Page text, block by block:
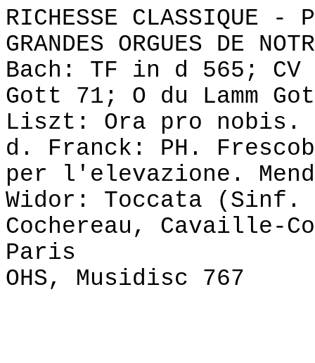
RICHESSE CLASSIQUE -
GRANDES ORGUES DE
Bach: TF in d 565;
Gott 71; O du Lamm
Liszt: Ora pro nobis.
d. Franck: PH.
per l'elevazione.
Widor: Toccata
Cochereau, Cavaille-
Paris
OHS, Musidisc 767